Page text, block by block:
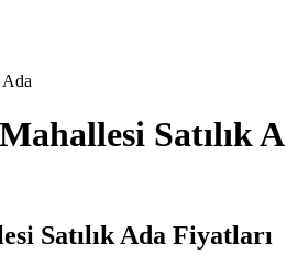
Ada
Satılık
Satılık Ada Fiyatları